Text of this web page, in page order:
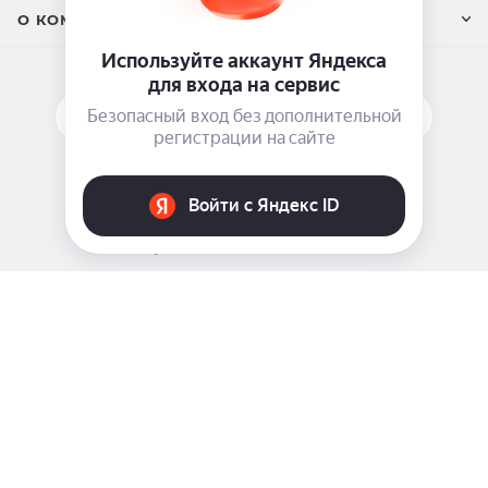
О КОМПАНИИ
ПОДПИСАТЬСЯ НА РАССЫЛКУ
ЗАДАТЬ ВОПРОС